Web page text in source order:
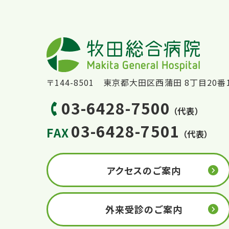
〒144-8501 東京都大田区西蒲田 8丁目20番
03-6428-7500 （代表）
FAX03-6428-7501 （代表）
アクセスのご案内
外来受診のご案内